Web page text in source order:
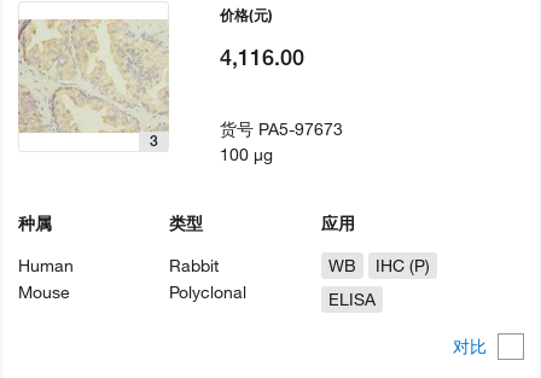
对比
3
种属
Human
Mouse
类型
Rabbit
Polyclonal
应用
WB
IHC (P)
ELISA
价格(元)
4,116.00
货号 PA5-97673
100 µg